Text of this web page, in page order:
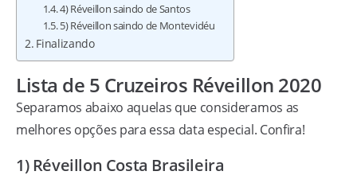
4) Réveillon saindo de Santos
5) Réveillon saindo de Montevidéu
Finalizando
Lista de 5 Cruzeiros Réveillon 2020
Separamos abaixo aquelas que consideramos as
melhores opções para essa data especial. Confira!
1) Réveillon Costa Brasileira